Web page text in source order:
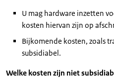
U mag hardware inzetten
kosten hiervan zijn op
Bijkomende kosten, zoals
subsidiabel.
Welke kosten zijn niet